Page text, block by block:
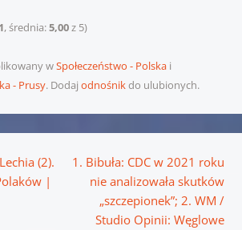
1, średnia:5,00z 5)
wSpołeczeństwo - Polskai
- Prusy. Dodaj odnośnikdo ulubionych.
(2).
|
1. Bibuła: CDC w 2021 roku
nie analizowała skutków
„szczepionek”; 2. WM /
Studio Opinii: Węglowe